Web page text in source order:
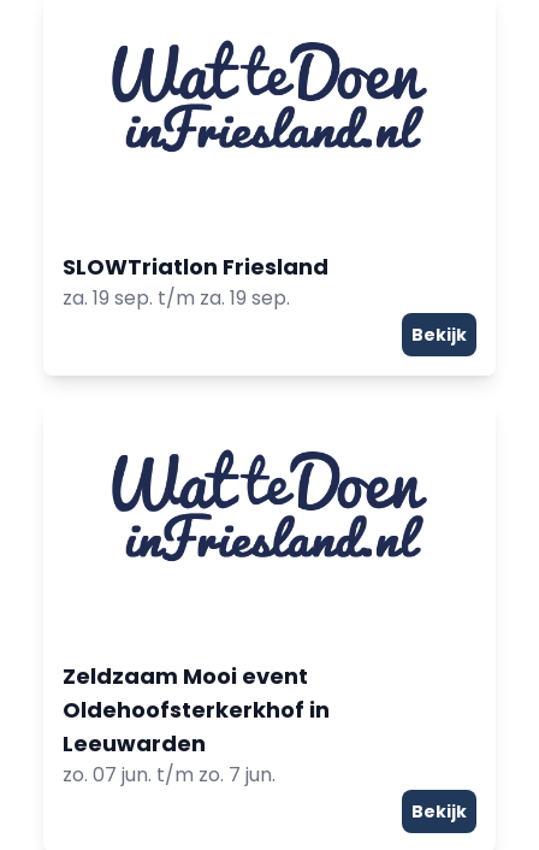
SLOWTriatlon Friesland
za. 19 sep. t/m za. 19 sep.
Bekijk
Zeldzaam Mooi event
Oldehoofsterkerkhof in
Leeuwarden
zo. 07 jun. t/m zo. 7 jun.
Bekijk